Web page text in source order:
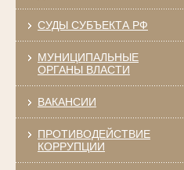
СУДЫ СУБЪЕКТА РФ
МУНИЦИПАЛЬНЫЕ
ОРГАНЫ ВЛАСТИ
ВАКАНСИИ
ПРОТИВОДЕЙСТВИЕ
КОРРУПЦИИ